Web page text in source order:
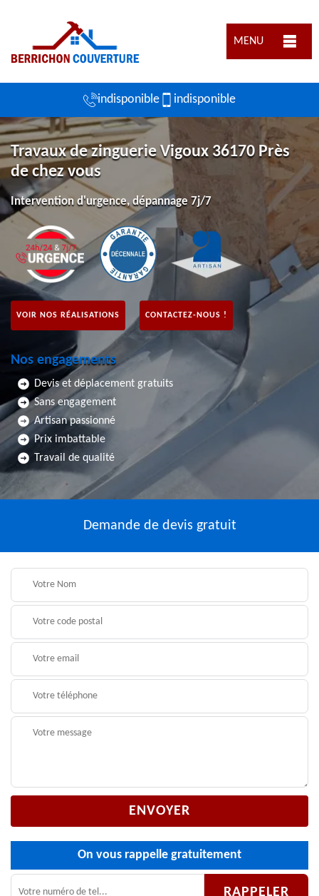
MENU
indisponible indisponible
Travaux de zinguerie Vigoux 36170 Près
de chez vous
Intervention d'urgence, dépannage 7j/7
VOIR NOS RÉALISATIONS CONTACTEZ-NOUS !
Nos engagements
Devis et déplacement gratuits
Sans engagement
Artisan passionné
Prix imbattable
Travail de qualité
Demande de devis gratuit
On vous rappelle gratuitement